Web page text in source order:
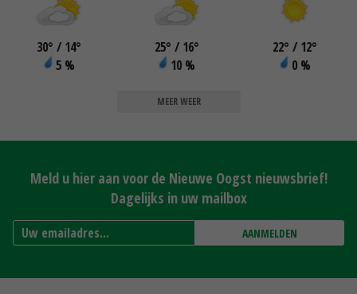
30° / 14°
5 %
25° / 16°
10 %
22° / 12°
0 %
MEER WEER
Meld u hier aan voor de Nieuwe Oogst nieuwsbrief!
Dagelijks in uw mailbox
AANMELDEN